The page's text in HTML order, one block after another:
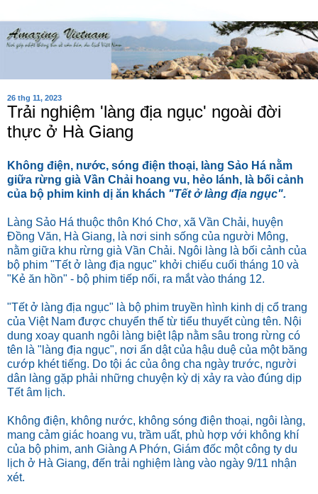
26 thg 11, 2023
Trải nghiệm 'làng địa ngục' ngoài đời
thực ở Hà Giang
Không điện, nước, sóng điện thoại, làng Sảo Há nằm
giữa rừng già Vần Chải hoang vu, hẻo lánh, là bối cảnh
của bộ phim kinh dị ăn khách "Tết ở làng địa ngục".
Làng Sảo Há thuộc thôn Khó Chơ, xã Vần Chải, huyện
Đồng Văn, Hà Giang, là nơi sinh sống của người Mông,
nằm giữa khu rừng già Vần Chải. Ngôi làng là bối cảnh của
bộ phim "Tết ở làng địa ngục" khởi chiếu cuối tháng 10 và
"Kẻ ăn hồn" - bộ phim tiếp nối, ra mắt vào tháng 12.
"Tết ở làng địa ngục" là bộ phim truyền hình kinh dị cổ trang
của Việt Nam được chuyển thể từ tiểu thuyết cùng tên. Nội
dung xoay quanh ngôi làng biệt lập nằm sâu trong rừng có
tên là "làng địa ngục", nơi ẩn dật của hậu duệ của một băng
cướp khét tiếng. Do tội ác của ông cha ngày trước, người
dân làng gặp phải những chuyện kỳ dị xảy ra vào đúng dịp
Tết âm lịch.
Không điện, không nước, không sóng điện thoại, ngôi làng,
mang cảm giác hoang vu, trầm uất, phù hợp với không khí
của bộ phim, anh Giàng A Phớn, Giám đốc một công ty du
lịch ở Hà Giang, đến trải nghiệm làng vào ngày 9/11 nhận
xét.